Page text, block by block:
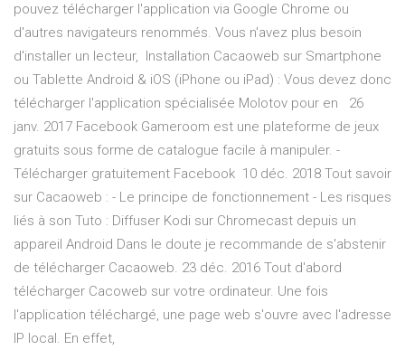
pouvez télécharger l'application via Google Chrome ou
d'autres navigateurs renommés. Vous n'avez plus besoin
d'installer un lecteur, Installation Cacaoweb sur Smartphone
ou Tablette Android & iOS (iPhone ou iPad) : Vous devez donc
télécharger l'application spécialisée Molotov pour en 26
janv. 2017 Facebook Gameroom est une plateforme de jeux
gratuits sous forme de catalogue facile à manipuler. -
Télécharger gratuitement Facebook 10 déc. 2018 Tout savoir
sur Cacaoweb : - Le principe de fonctionnement - Les risques
liés à son Tuto : Diffuser Kodi sur Chromecast depuis un
appareil Android Dans le doute je recommande de s'abstenir
de télécharger Cacaoweb. 23 déc. 2016 Tout d'abord
télécharger Cacoweb sur votre ordinateur. Une fois
l'application téléchargé, une page web s'ouvre avec l'adresse
IP local. En effet,